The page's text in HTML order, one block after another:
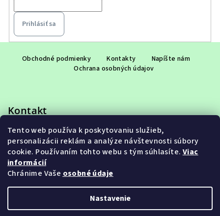
Tento web používa k poskytovaniu služieb,
personalizácii reklám a analýze návštevnosti súbory
cookie. Používaním tohto webu s tým súhlasíte. Viac
informácií
Chránime Vaše osobné údaje
Nastavenie
Prihlásiť sa
i
Obchodné podmienky Kontakty
Napíšte nám
Ochrana osobných údajov
Kontakt
eshop@adet.sk
+421 948 953 910